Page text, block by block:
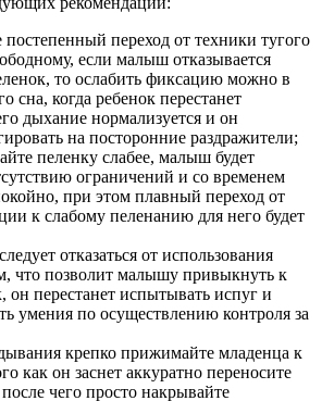
переход от техники тугого
если малыш отказывается
то ослабить фиксацию можно в
сна, когда ребенок перестанет
дыхание нормализуется и он
на посторонние раздражители;
пеленку слабее, малыш будет
ограничений и со временем
при этом плавный переход от
к слабому пеленанию для него будет
отказаться от использования
что позволит малышу привыкнуть к
он перестанет испытывать испуг и
умения по осуществлению контроля за
крепко прижимайте младенца к
как он заснет аккуратно переносите
чего просто накрывайте